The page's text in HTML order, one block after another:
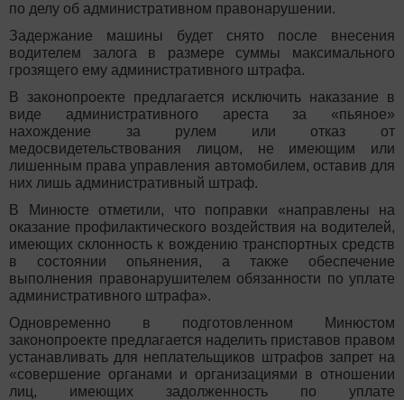
по делу об административном правонарушении.
Задержание машины будет снято после внесения
водителем залога в размере суммы максимального
грозящего ему административного штрафа.
В законопроекте предлагается исключить наказание в
виде административного ареста за «пьяное»
нахождение за рулем или отказ от
медосвидетельствования лицом, не имеющим или
лишенным права управления автомобилем, оставив для
них лишь административный штраф.
В Минюсте отметили, что поправки «направлены на
оказание профилактического воздействия на водителей,
имеющих склонность к вождению транспортных средств
в состоянии опьянения, а также обеспечение
выполнения правонарушителем обязанности по уплате
административного штрафа».
Одновременно в подготовленном Минюстом
законопроекте предлагается наделить приставов правом
устанавливать для неплательщиков штрафов запрет на
«совершение органами и организациями в отношении
лиц, имеющих задолженность по уплате